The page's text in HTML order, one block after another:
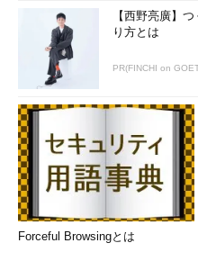
【西野亮廣】
り方とは
PR(FINCHI on
Forceful Browsingとは